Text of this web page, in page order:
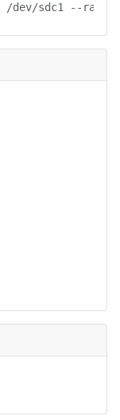
/dev/sdc1 --raid-